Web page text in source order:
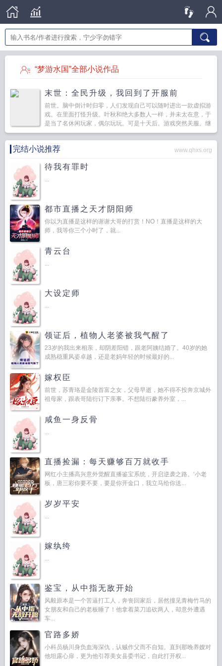
“梦游水国”全部小说作品
末世：全民升级，我回到了开服前
前世。脑中倒计时归零，人们发现自己可以随时进出一款虚拟游
戏。在里面打怪升级。叶秋和绝大多数人一样，并未太在意，于
是当了名休闲玩家，偶尔玩玩。可是十天后。游戏突然关服。继
而降...
完结小说推荐 www.qhxs.org
待我有罪时
...
都市直播之天才阴阳师
你以为直播是这样的谢谢大哥的打赏！NO！直播是这样的大
师，我等你三个小时了，就...
青云台
...
大设定师
...
领证后，植物人老婆被我气醒了
23岁的我出来相亲，却阴差阳错，跟老阿姨结婚了。40岁的她
成熟稳重风姿卓越，还是老妈年轻的时候最好的...
嫁权臣
前世，苏青珞是金陵首富之女，父母早逝，她不得不投奔京城外
祖母家，跟表哥陆衍订下亲事。不想陆衍豢养外室，...
咸鱼一身反骨
...
直播捡漏：每天赚够百万就收手
网红小主播高兴意外觉醒直播鉴宝系统，开启逆袭之路。‘小老
板，唐三彩你要不要，要是你开金口，我立马给你送...
岁岁平安
...
嫁纨绔
...
鉴宝，从中指无敌开始
风毅原本是一个苦逼打工人，奔丧回家后，居然撞见青梅竹马的
女朋友和自己的老板睡了！他拿着菜刀追砍两人，却意外遭遇
车...
官路多娇
小科员杨川身负血海深仇，认贼作父而不自知。直到那晚养嫂对
他坦露心扉，更为他引荐美女县委书记，自此打开权...